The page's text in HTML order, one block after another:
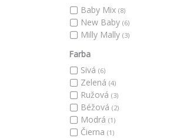
Baby Mix (8)
New Baby (6)
Milly Mally (3)
Farba
Sivá (6)
Zelená (4)
Ružová (3)
Béžová (2)
Modrá (1)
Čierna (1)